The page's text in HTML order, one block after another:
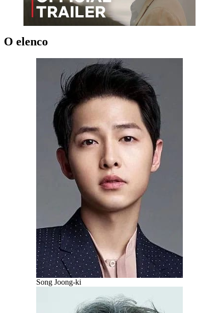
O elenco
Song Joong-ki